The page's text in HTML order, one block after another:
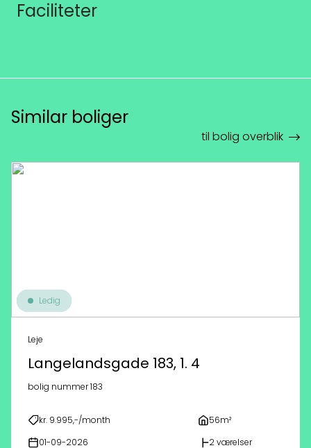
Faciliteter
Similar boliger
til bolig overblik
Ledig
Leje
Langelandsgade 183, 1. 4
bolig nummer 183
kr. 9.995,-/month 56m²
01-09-2026 2 værelser